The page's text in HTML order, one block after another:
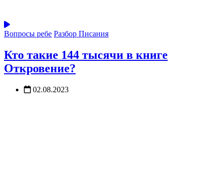
Вопросы ребе Разбор Писания
Кто такие 144 тысячи в книге
Откровение?
02.08.2023